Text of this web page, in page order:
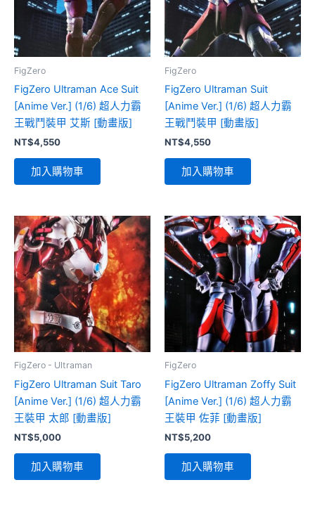
FigZero
FigZero Ultraman Ace Suit
[Anime Ver.] (1/6) 超人力霸
王戰鬥裝甲 艾斯 [動畫版]
NT$4,550
加入購物車
FigZero
FigZero Ultraman Suit
[Anime Ver.] (1/6) 超人力霸
王戰鬥裝甲 [動畫版]
NT$4,550
加入購物車
FigZero - Ultraman
FigZero Ultraman Suit Taro
[Anime Ver.] (1/6) 超人力霸
王裝甲 太郎 [動畫版]
NT$5,000
加入購物車
FigZero
FigZero Ultraman Zoffy Suit
[Anime Ver.] (1/6) 超人力霸
王裝甲 佐菲 [動畫版]
NT$5,200
加入購物車